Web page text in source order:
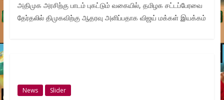
அதிமுக அரசிற்கு பாடம் புகட்டும் வகையில், தமிழக சட்டப்பேரவை
தேர்தலில் திமுகவிற்கு ஆதரவு அளிப்பதாக விஜய் மக்கள் இயக்கம்
News Slider